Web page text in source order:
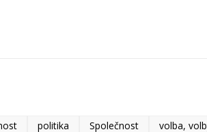
politika Společnost volba,